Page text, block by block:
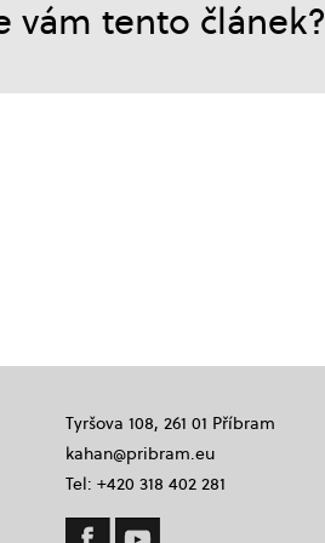
vám tento článek?
Tyršova 108, 261 01 Příbram
kahan@pribram.eu
Tel: +420 318 402 281